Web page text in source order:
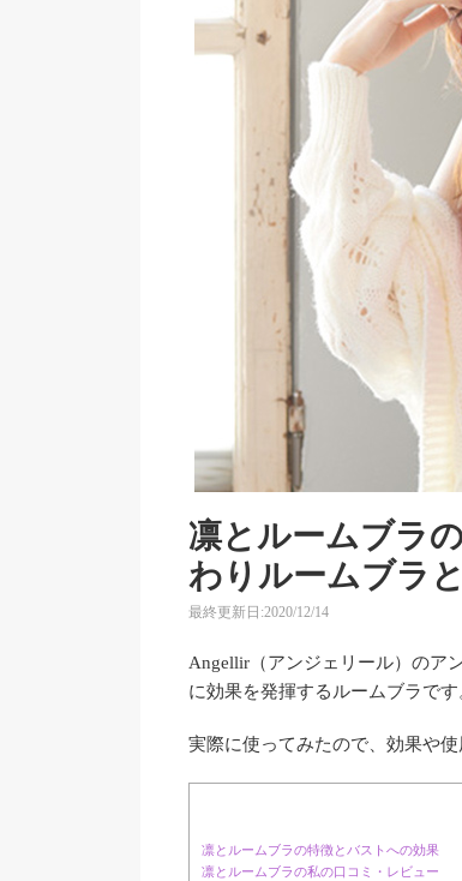
凛とルームブラ
わりルームブラ
最終更新日:2020/12/14
Angellir（アンジェリール）のア
に効果を発揮するルームブラです
実際に使ってみたので、効果や
凛とルームブラの特徴とバストへの効果
凛とルームブラの私の口コミ・レビュー